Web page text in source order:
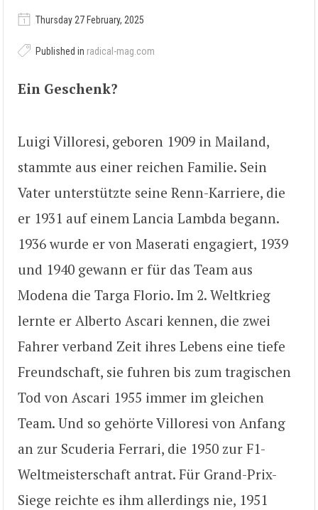
Thursday 27 February, 2025
Published in radical-mag.com
Ein Geschenk?
Luigi Villoresi, geboren 1909 in Mailand,
stammte aus einer reichen Familie. Sein
Vater unterstützte seine Renn-Karriere, die
er 1931 auf einem Lancia Lambda begann.
1936 wurde er von Maserati engagiert, 1939
und 1940 gewann er für das Team aus
Modena die Targa Florio. Im 2. Weltkrieg
lernte er Alberto Ascari kennen, die zwei
Fahrer verband Zeit ihres Lebens eine tiefe
Freundschaft, sie fuhren bis zum tragischen
Tod von Ascari 1955 immer im gleichen
Team. Und so gehörte Villoresi von Anfang
an zur Scuderia Ferrari, die 1950 zur F1-
Weltmeisterschaft antrat. Für Grand-Prix-
Siege reichte es ihm allerdings nie, 1951